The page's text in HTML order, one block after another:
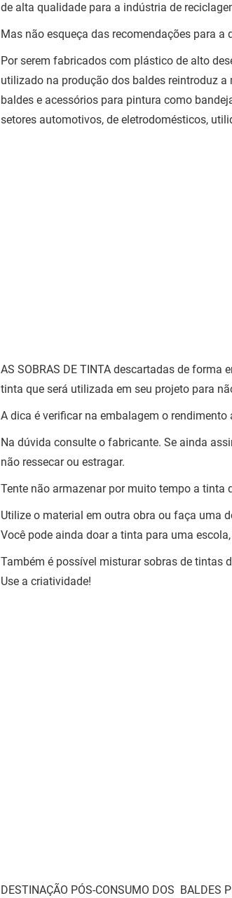
de alta qualidade para a indústria de
Mas não esqueça das recomendações para a
Por serem fabricados com plástico de alto
utilizado na produção dos baldes reintroduz
baldes e acessórios para pintura como
setores automotivos, de eletrodomésticos,
AS SOBRAS DE TINTA descartadas de
tinta que será utilizada em seu projeto para
A dica é verificar na embalagem o
Na dúvida consulte o fabricante. Se ainda
não ressecar ou estragar.
Tente não armazenar por muito tempo a tinta
Utilize o material em outra obra ou faça uma
Você pode ainda doar a tinta para uma
Também é possível misturar sobras de tintas
Use a criatividade!
DESTINAÇÃO PÓS-CONSUMO DOS BALDES